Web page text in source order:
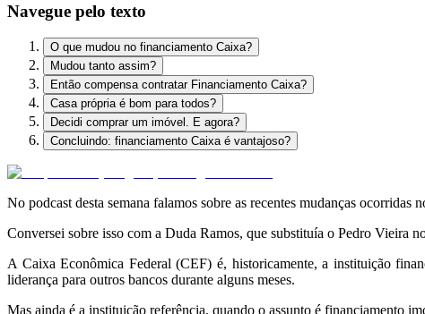
Navegue pelo texto
O que mudou no financiamento Caixa?
Mudou tanto assim?
Então compensa contratar Financiamento Caixa?
Casa própria é bom para todos?
Decidi comprar um imóvel. E agora?
Concluindo: financiamento Caixa é vantajoso?
No podcast desta semana falamos sobre as recentes mudanças ocorridas
Conversei sobre isso com a Duda Ramos, que substituía o Pedro Vieira
A Caixa Econômica Federal (CEF) é, historicamente, a instituição
liderança para outros bancos durante alguns meses.
Mas ainda é a instituição referência, quando o assunto é financiamento